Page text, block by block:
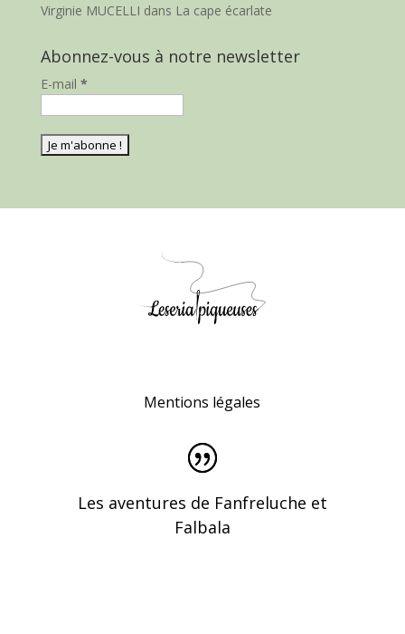
Virginie MUCELLI dans La cape écarlate
Abonnez-vous à notre newsletter
E-mail *
Mentions légales
Les aventures de Fanfreluche et
Falbala